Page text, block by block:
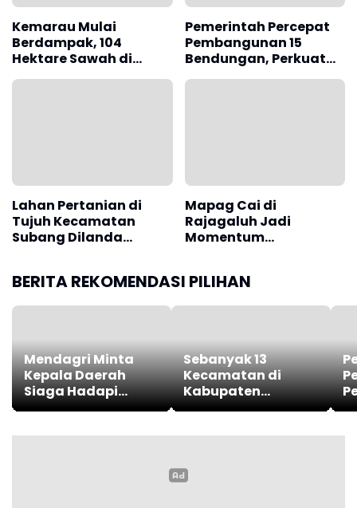
Kemarau Mulai
Berdampak, 104
Hektare Sawah di
Pemerintah Percepat
Pembangunan 15
Bendungan, Perkuat
Lahan Pertanian di
Tujuh Kecamatan
Subang Dilanda
Mapag Cai di
Rajagaluh Jadi
Momentum
BERITA REKOMENDASI PILIHAN
Mendagri Minta
Kepala Daerah
Siaga Hadapi
Dampak El Nino
Sebanyak 13
Kecamatan di
Kabupaten
Karawang
Pertanian, Ini